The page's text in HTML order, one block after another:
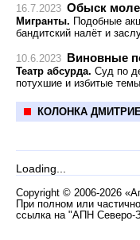
16.7.2023 Обыск
Мигранты. Подобные
бандитский налёт и
10.6.2023 Виновные
Театр абсурда. Суд по
потухшие и избитые
КОЛОНКА
Loading...
Copyright © 2006-2026
При полном или
ссылка на "АПН Северо-